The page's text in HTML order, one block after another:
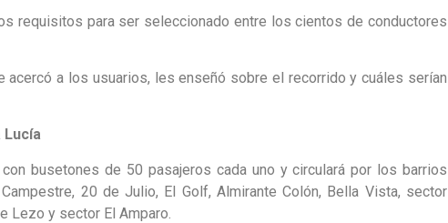
requisitos para ser seleccionado entre los cientos de conductores
a los usuarios, les enseñó sobre el recorrido y cuáles serían
Lucía
busetones de 50 pasajeros cada uno y circulará por los barrios
20 de Julio, El Golf, Almirante Colón, Bella Vista, sector
Lezo y sector El Amparo.